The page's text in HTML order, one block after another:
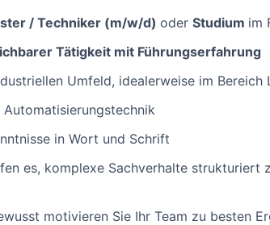
/ Techniker (m/w/d) oder Studium im
Tätigkeit mit Führungserfahrung
Umfeld, idealerweise im Bereich
Automatisierungstechnik
in Wort und Schrift
es, komplexe Sachverhalte strukturiert
motivieren Sie Ihr Team zu besten